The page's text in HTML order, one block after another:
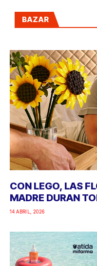
BAZAR
CON LEGO, LAS
MADRE DURAN
14 ABRIL, 2026